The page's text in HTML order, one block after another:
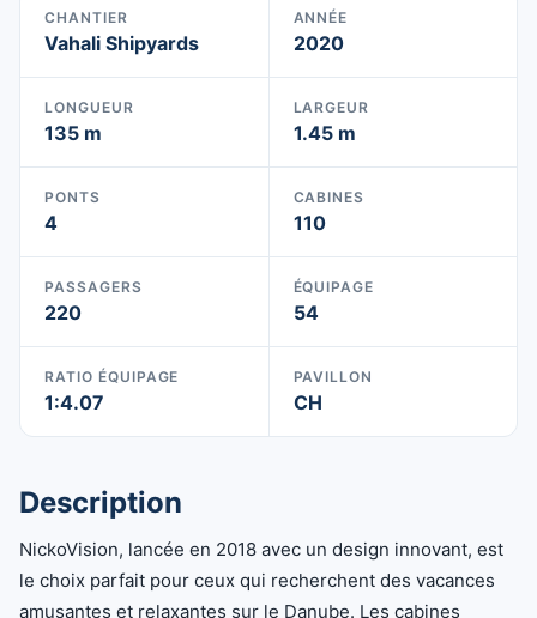
CHANTIER
Vahali Shipyards
ANNÉE
2020
LONGUEUR
135 m
LARGEUR
1.45 m
PONTS
4
CABINES
110
PASSAGERS
220
ÉQUIPAGE
54
RATIO ÉQUIPAGE
1:4.07
PAVILLON
CH
Description
NickoVision, lancée en 2018 avec un design innovant, est
le choix parfait pour ceux qui recherchent des vacances
amusantes et relaxantes sur le Danube. Les cabines